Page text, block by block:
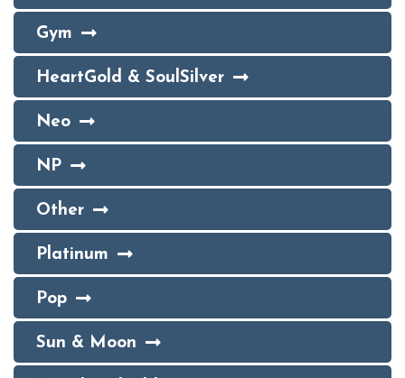
Gym
HeartGold & SoulSilver
Neo
NP
Other
Platinum
Pop
Sun & Moon